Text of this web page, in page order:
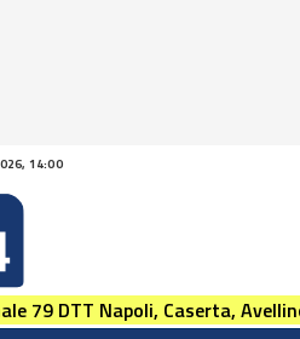
14:00
79 DTT Napoli, Caserta,